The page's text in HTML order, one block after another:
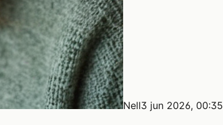
Nell3 jun 2026, 00:35